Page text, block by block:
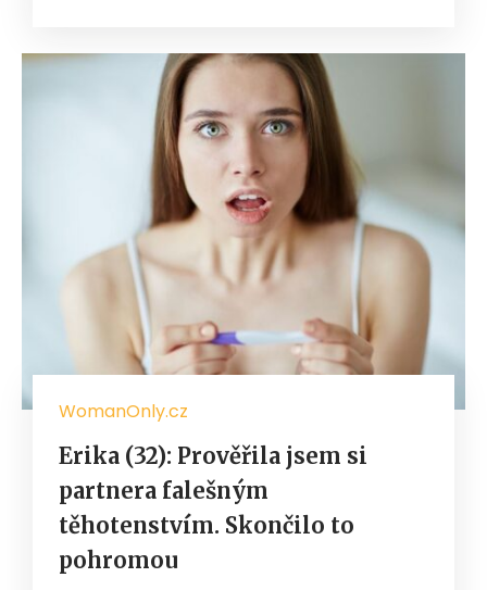
WomanOnly.cz
Erika (32): Prověřila jsem si
partnera falešným
těhotenstvím. Skončilo to
pohromou